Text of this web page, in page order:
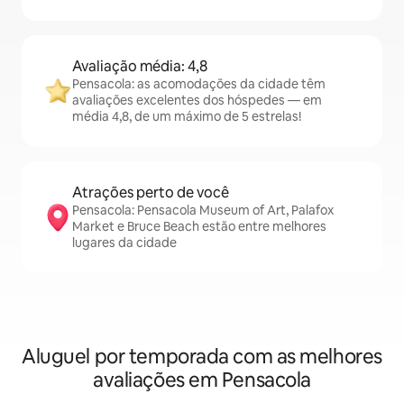
Avaliação média: 4,8
Pensacola: as acomodações da cidade têm
avaliações excelentes dos hóspedes — em
média 4,8, de um máximo de 5 estrelas!
Atrações perto de você
Pensacola: Pensacola Museum of Art, Palafox
Market e Bruce Beach estão entre melhores
lugares da cidade
Aluguel por temporada com as melhores
avaliações em Pensacola